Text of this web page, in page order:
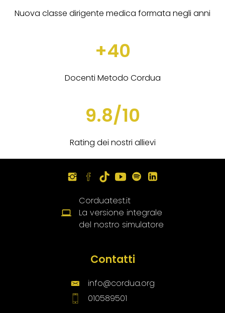
Nuova classe dirigente medica formata negli anni
+40
Docenti Metodo Cordua
9.8/10
Rating dei nostri allievi
Corduatest.it
La versione integrale
del nostro simulatore
Contatti
info@cordua.org
010589501